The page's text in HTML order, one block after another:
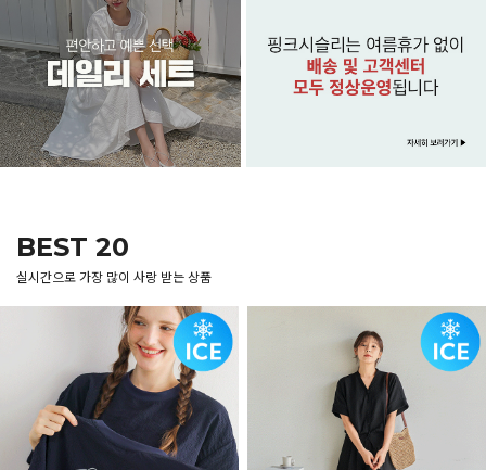
BEST 20
실시간으로 가장 많이 사랑 받는 상품